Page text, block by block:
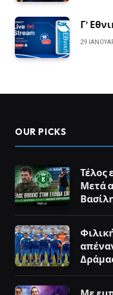
Γ’
29
OUR PICKS
Τέλος
Μετά